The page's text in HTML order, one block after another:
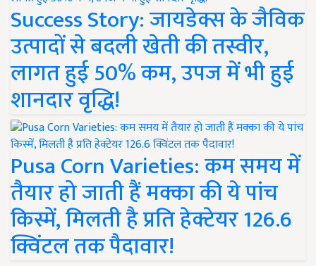
Success Story: जायडेक्स के जैविक
उत्पादों से बदली खेती की तस्वीर,
लागत हुई 50% कम, उपज में भी हुई
शानदार वृद्धि!
Pusa Corn Varieties: कम समय में
तैयार हो जाती हैं मक्का की ये पांच
किस्में, मिलती है प्रति हेक्टेयर 126.6
क्विंटल तक पैदावार!